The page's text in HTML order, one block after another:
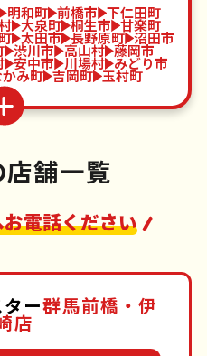
明和町 前橋市 下仁田町
大泉町 桐生市 甘楽町
太田市 長野原町 沼田市
渋川市 高山村 藤岡市
安中市 川場村 みどり市
み町 吉岡町 玉村町
店舗一覧
電話ください
ー群馬前橋・伊
店